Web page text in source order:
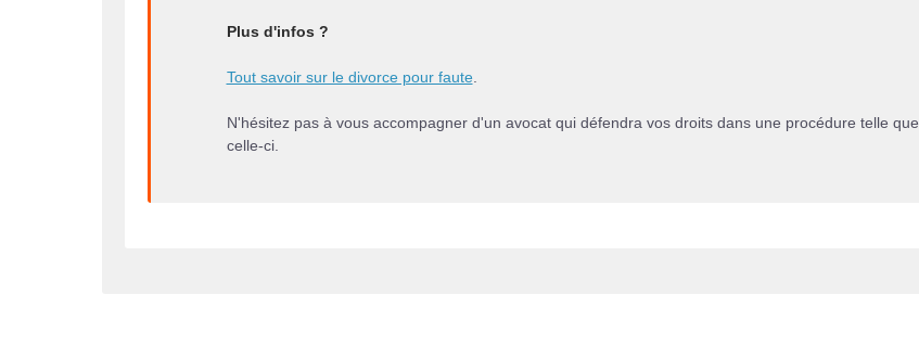
Plus d'infos ?
Tout savoir sur le divorce pour faute.
N'hésitez pas à vous accompagner d'un avocat qui défendra vos droits dans une procédure telle que
celle-ci.